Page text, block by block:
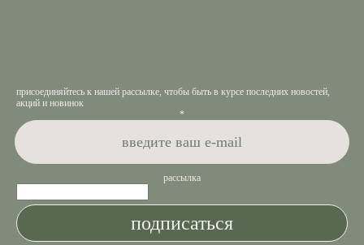
присоединяйтесь к нашей рассылке, чтобы быть в курсе последних новостей,
акций и новинок
*
рассылка